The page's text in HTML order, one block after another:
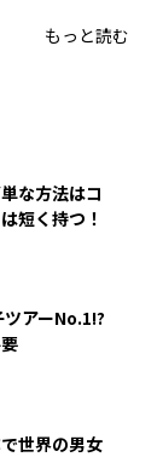
もっと読む
な方法はコ
短く持つ！
アーNo.1!?
世界の男女